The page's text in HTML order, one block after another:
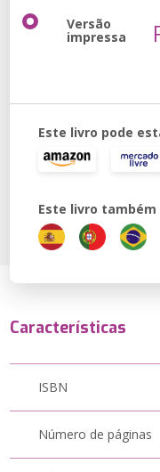
Versão
impressa
Este livro pode
Este livro
Características
ISBN
Número de páginas